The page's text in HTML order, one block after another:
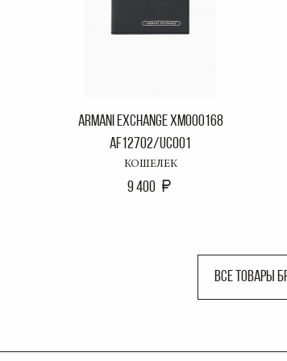
ARMANI EXCHANGE XM000168
AF12702/UC001
КОШЕЛЕК
9 400
ВСЕ ТОВАРЫ